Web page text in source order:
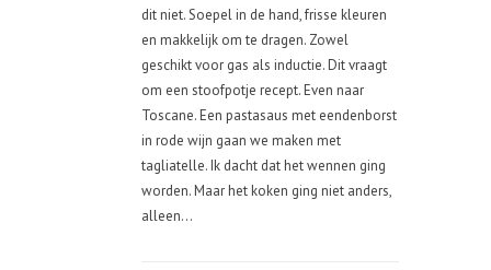
dit niet. Soepel in de hand, frisse kleuren
en makkelijk om te dragen. Zowel
geschikt voor gas als inductie. Dit vraagt
om een stoofpotje recept. Even naar
Toscane. Een pastasaus met eendenborst
in rode wijn gaan we maken met
tagliatelle. Ik dacht dat het wennen ging
worden. Maar het koken ging niet anders,
alleen...